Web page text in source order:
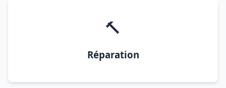
🔨
Réparation